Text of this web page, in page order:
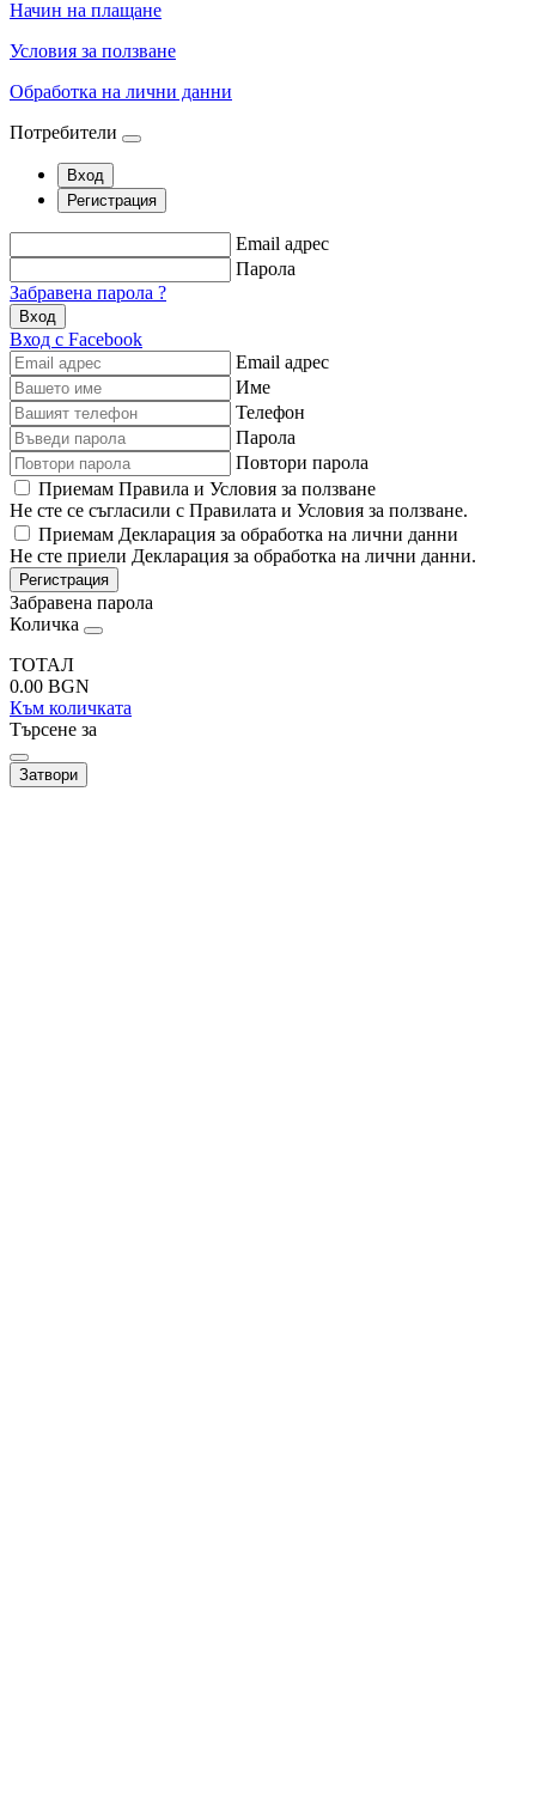
Начин на плащане
Условия за ползване
Обработка на лични данни
Потребители
Вход
Регистрация
Email адрес
Парола
Забравена парола ?
Вход
Вход с Facebook
Email адрес
Име
Телефон
Парола
Повтори парола
Приемам Правила и Условия за ползване
Не сте се съгласили с Правилата и Условия за ползване.
Приемам Декларация за обработка на лични данни
Не сте приели Декларация за обработка на лични данни.
Регистрация
Забравена парола
Количка
ТОТАЛ
0.00 BGN
Към количката
Търсене за
Затвори